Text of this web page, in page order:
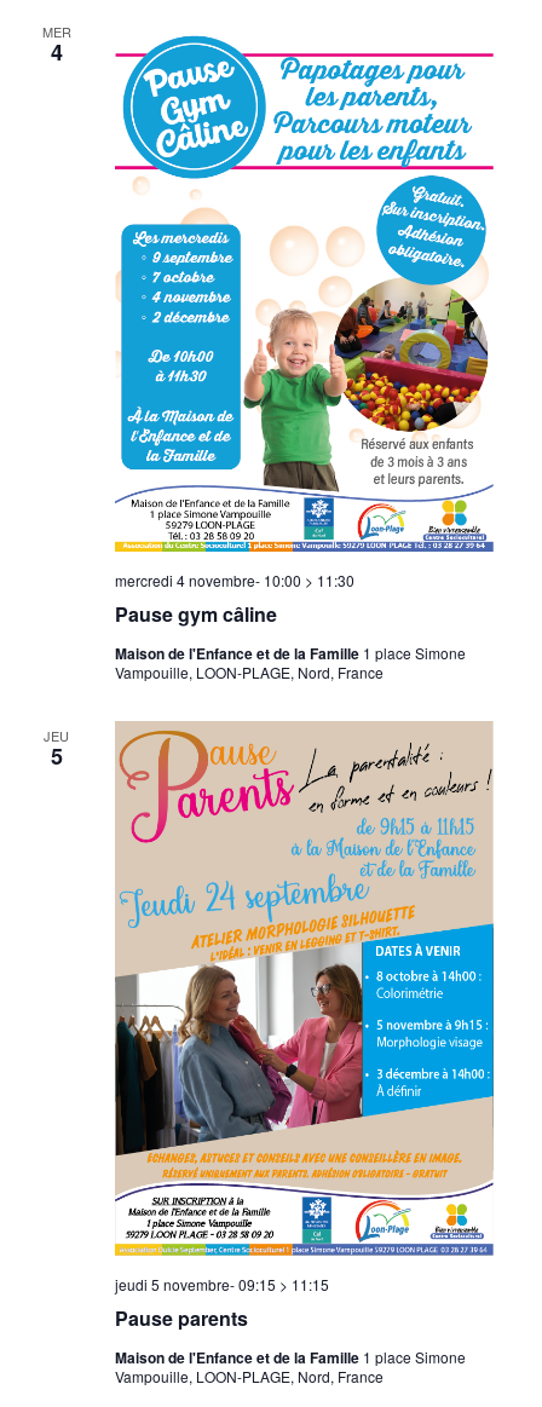
MER
4
Pause gym câline
mercredi 4 novembre- 10:00 > 11:30
Maison de l'Enfance et de la Famille 1 place Simone
Vampouille, LOON-PLAGE, Nord, France
JEU
5
Pause parents
jeudi 5 novembre- 09:15 > 11:15
Maison de l'Enfance et de la Famille 1 place Simone
Vampouille, LOON-PLAGE, Nord, France